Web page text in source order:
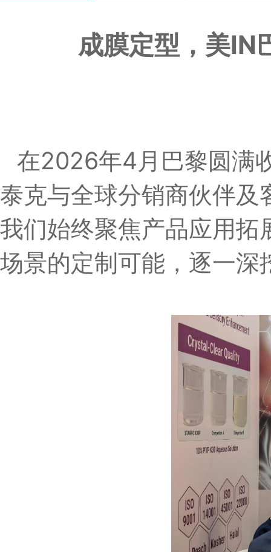
成膜定型，美
在2026年4月巴黎圆满
泰克与全球分销商伙伴
我们始终聚焦产品应用
场景的定制可能，逐一深